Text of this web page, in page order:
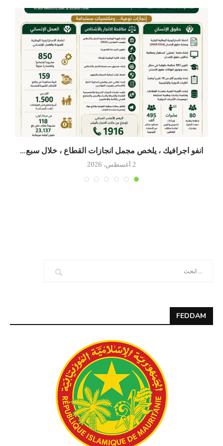
انفو اجرافيك ، يلخص مجمل انجازات القطاع ، خلال سبع...
2 أغسطس، 2026
FEDDAM